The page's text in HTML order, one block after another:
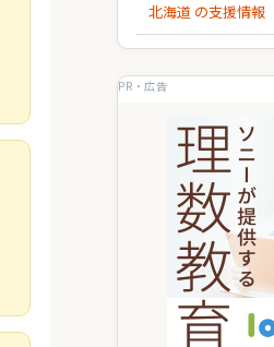
北海道 の支援情報
PR・広告